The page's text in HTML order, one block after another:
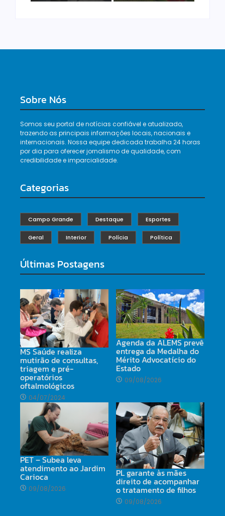
Sobre Nós
Somos seu portal de notícias confiável e atualizado,
trazendo as principais informações locais, nacionais e
internacionais. Nossa equipe dedicada trabalha 24 horas
por dia para oferecer jornalismo de qualidade, com
credibilidade e imparcialidade.
Categorias
Campo Grande Destaque Esportes
Geral Interior Polícia Política
Últimas Postagens
MS Saúde realiza
mutirão de consultas,
triagem e pré-
operatórios
oftalmológicos
04/07/2024
Agenda da ALEMS prevê
entrega da Medalha do
Mérito Advocatício do
Estado
09/08/2026
PET – Subea leva
atendimento ao Jardim
Carioca
09/08/2026
PL garante às mães
direito de acompanhar
o tratamento de filhos
09/08/2026